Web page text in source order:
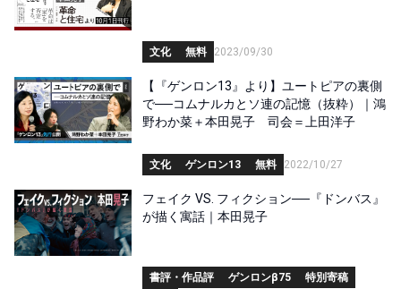
文化 無料 2023/09/30
【『ゲンロン13』より】ユートピアの裏側
で──コムナルカとソ連の記憶（抜粋）｜鴻
野わか菜＋本田晃子 司会＝上田洋子
文化 ゲンロン13 無料 2022/10/27
フェイク VS. フィクション──『ドンバス』
が描く寓話｜本田晃子
書評・作品評 ゲンロンβ75
特別寄稿